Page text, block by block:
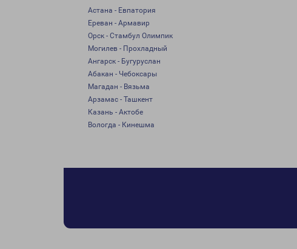
Астана - Евпатория
Ереван - Армавир
Орск - Стамбул Олимпик
Могилев - Прохладный
Ангарск - Бугуруслан
Абакан - Чебоксары
Магадан - Вязьма
Арзамас - Ташкент
Казань - Актобе
Вологда - Кинешма